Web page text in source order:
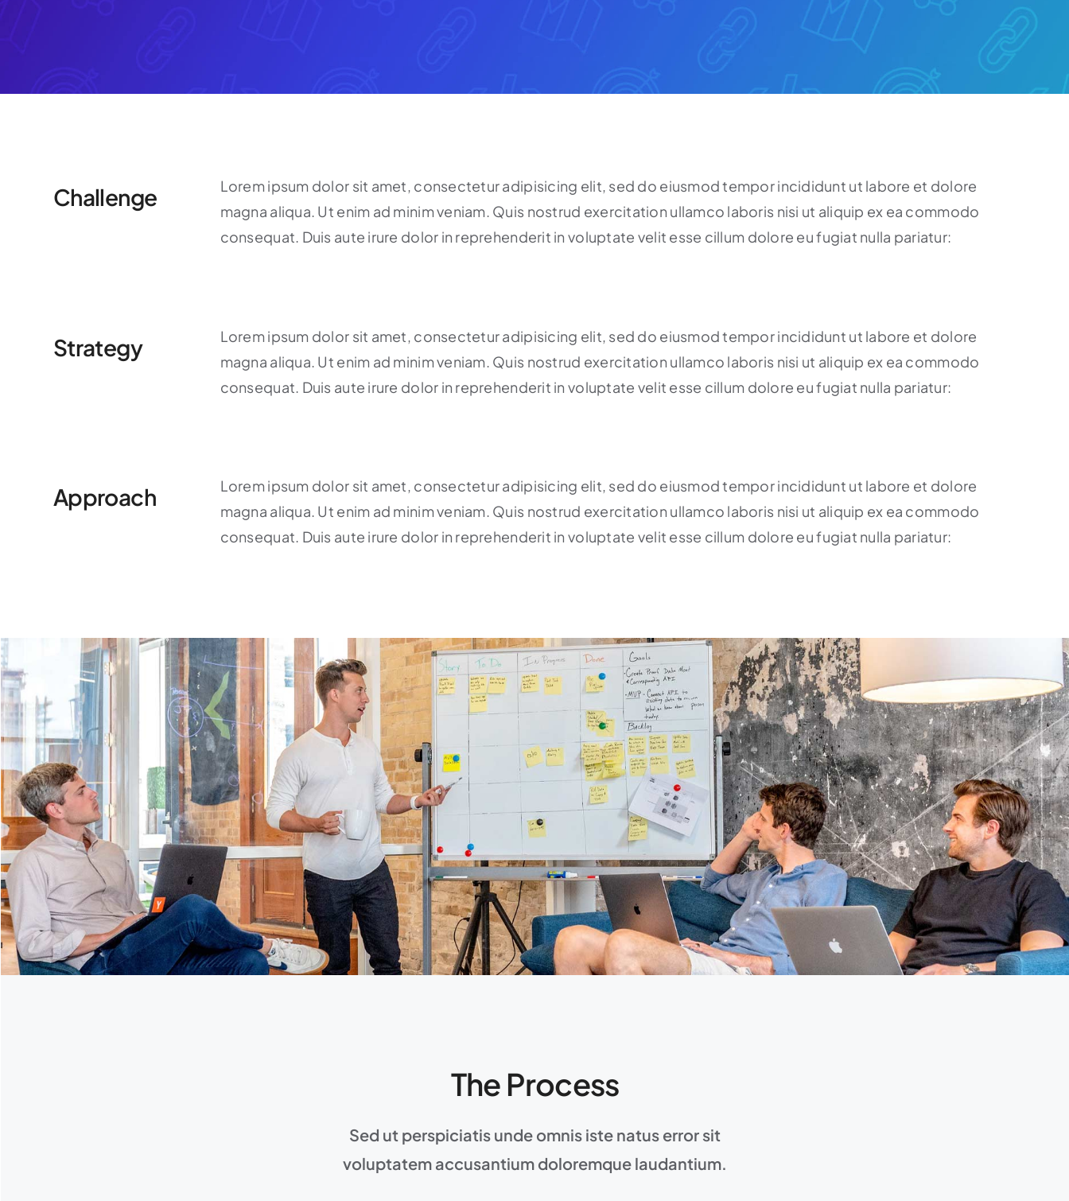
Challenge
Lorem ipsum dolor sit amet, consectetur adipisicing elit, sed do eiusmod tempor incididunt ut labore et dolore
magna aliqua. Ut enim ad minim veniam. Quis nostrud exercitation ullamco laboris nisi ut aliquip ex ea commodo
consequat. Duis aute irure dolor in reprehenderit in voluptate velit esse cillum dolore eu fugiat nulla pariatur:
Strategy
Lorem ipsum dolor sit amet, consectetur adipisicing elit, sed do eiusmod tempor incididunt ut labore et dolore
magna aliqua. Ut enim ad minim veniam. Quis nostrud exercitation ullamco laboris nisi ut aliquip ex ea commodo
consequat. Duis aute irure dolor in reprehenderit in voluptate velit esse cillum dolore eu fugiat nulla pariatur:
Approach
Lorem ipsum dolor sit amet, consectetur adipisicing elit, sed do eiusmod tempor incididunt ut labore et dolore
magna aliqua. Ut enim ad minim veniam. Quis nostrud exercitation ullamco laboris nisi ut aliquip ex ea commodo
consequat. Duis aute irure dolor in reprehenderit in voluptate velit esse cillum dolore eu fugiat nulla pariatur:
The Process
Sed ut perspiciatis unde omnis iste natus error sit
voluptatem accusantium doloremque laudantium.